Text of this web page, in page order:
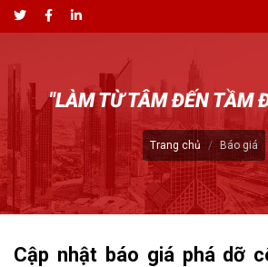
"LÀM TỪ TÂM ĐẾN TẦM
Trang chủ Báo giá
Cập nhật báo giá phá dỡ